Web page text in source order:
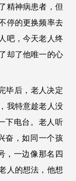
精神病患者，但
停的更换频率去
吧，今天老人终
却了他唯一的心
后，老人决定
我特意趁老人没
下电台。老人听
奋，如同一个孩
，一边像那名四
人的想法，他想